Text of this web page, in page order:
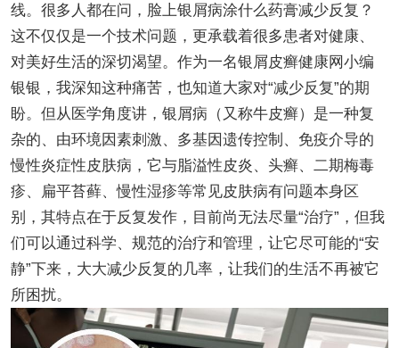
线。很多人都在问，脸上银屑病涂什么药膏减少反复？
这不仅仅是一个技术问题，更承载着很多患者对健康、
对美好生活的深切渴望。作为一名银屑皮癣健康网小编
银银，我深知这种痛苦，也知道大家对“减少反复”的期
盼。但从医学角度讲，银屑病（又称牛皮癣）是一种复
杂的、由环境因素刺激、多基因遗传控制、免疫介导的
慢性炎症性皮肤病，它与脂溢性皮炎、头癣、二期梅毒
疹、扁平苔藓、慢性湿疹等常见皮肤病有问题本身区
别，其特点在于反复发作，目前尚无法尽量“治疗”，但我
们可以通过科学、规范的治疗和管理，让它尽可能的“安
静”下来，大大减少反复的几率，让我们的生活不再被它
所困扰。